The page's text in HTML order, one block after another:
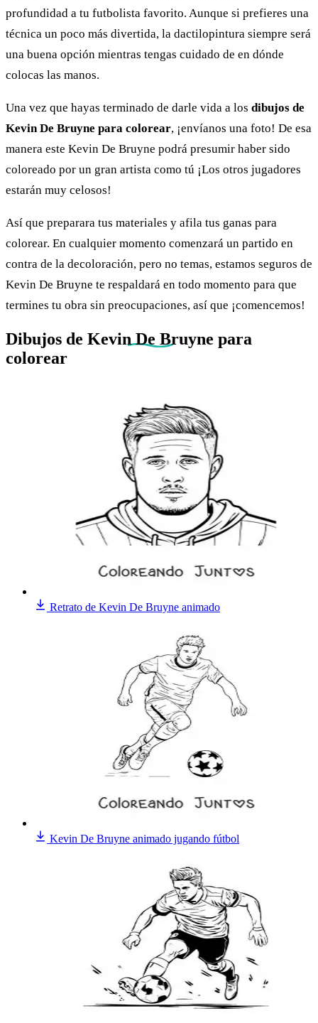
profundidad a tu futbolista favorito. Aunque si prefieres una
técnica un poco más divertida, la dactilopintura siempre será
una buena opción mientras tengas cuidado de en dónde
colocas las manos.
Una vez que hayas terminado de darle vida a los dibujos de
Kevin De Bruyne para colorear, ¡envíanos una foto! De esa
manera este Kevin De Bruyne podrá presumir haber sido
coloreado por un gran artista como tú ¡Los otros jugadores
estarán muy celosos!
Así que preparara tus materiales y afila tus ganas para
colorear. En cualquier momento comenzará un partido en
contra de la decoloración, pero no temas, estamos seguros de
Kevin De Bruyne te respaldará en todo momento para que
termines tu obra sin preocupaciones, así que ¡comencemos!
Dibujos de Kevin De Bruyne para
colorear
Retrato de Kevin De Bruyne animado
Kevin De Bruyne animado jugando fútbol